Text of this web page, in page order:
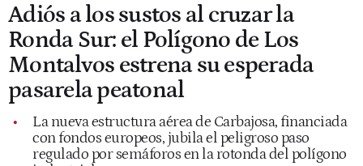
Adiós a los sustos al cruzar la
Ronda Sur: el Polígono de Los
Montalvos estrena su esperada
pasarela peatonal
La nueva estructura aérea de Carbajosa, financiada
con fondos europeos, jubila el peligroso paso
regulado por semáforos en la rotonda del polígono